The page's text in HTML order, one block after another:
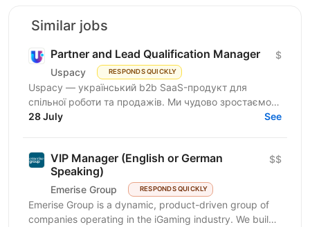
Similar jobs
Partner and Lead Qualification Manager
Uspacy RESPONDS QUICKLY
$
Uspacy — український b2b SaaS-продукт для
спільної роботи та продажів. Ми чудово зростаємо в
Україні, але прагнемо такої ж динаміки на
28 July See
VIP Manager (English or German
Speaking)
Emerise Group RESPONDS QUICKLY
$$
Emerise Group is a dynamic, product-driven group of
companies operating in the iGaming industry. We build